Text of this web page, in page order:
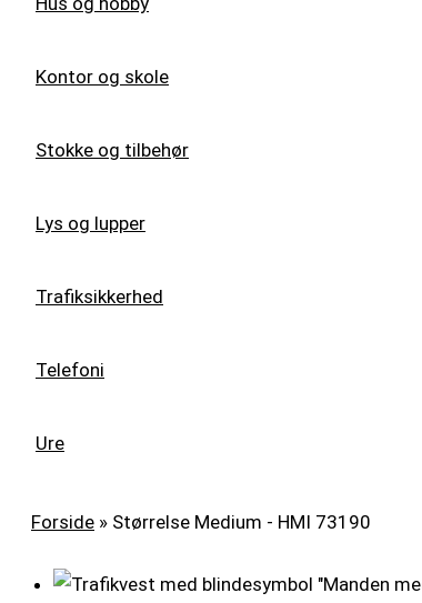
Kontor og skole
Stokke og tilbehør
Lys og lupper
Trafiksikkerhed
Telefoni
Ure
Forside » Størrelse Medium - HMI 73190